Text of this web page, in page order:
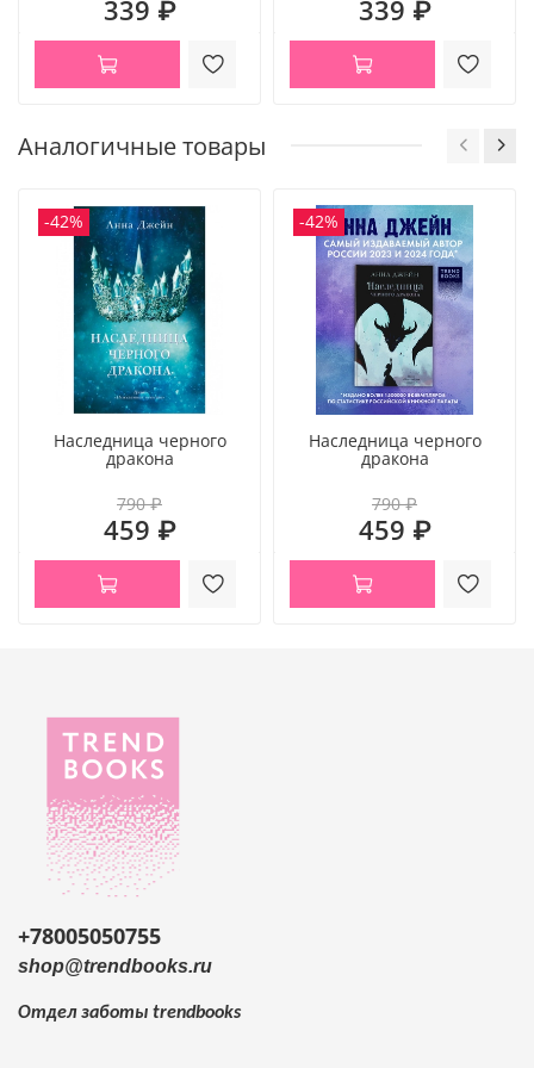
● Цветные форзацы и атмосферное оформление страниц
● Возраст 18+
339 ₽ 339 ₽
Аналогичные товары
-42%
Наследница черного
дракона
790 ₽
459 ₽
-42%
Наследница черного
дракона
790 ₽
459 ₽
+78005050755
shop@trendbooks.ru
Отдел заботы trendbooks